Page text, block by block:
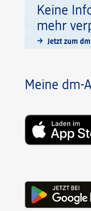
Keine
mehr
Jetzt zum
Meine dm-